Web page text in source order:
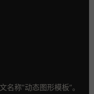
名称”动态图形模板”。